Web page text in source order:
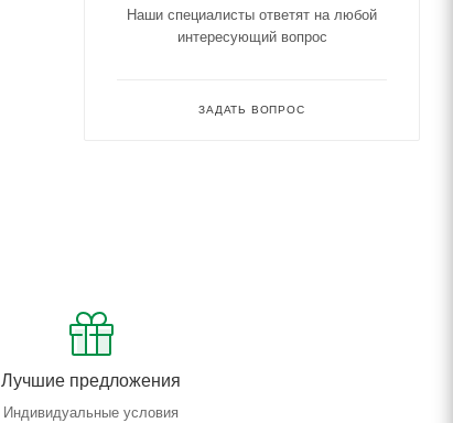
Лучшие предложения
Индивидуальные условия
Наши специалисты ответят на любой
интересующий вопрос
ЗАДАТЬ ВОПРОС